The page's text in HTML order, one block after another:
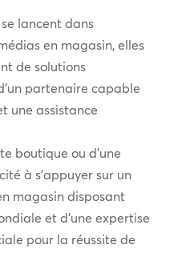
lancent dans
en magasin, elles
de solutions
partenaire capable
une assistance
boutique ou d’une
à s’appuyer sur un
magasin disposant
et d’une expertise
pour la réussite de